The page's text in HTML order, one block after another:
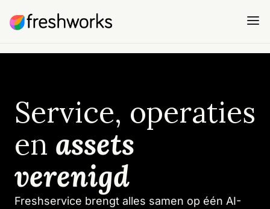
Service, operaties
en assets
verenigd
Freshservice brengt alles samen op één AI-